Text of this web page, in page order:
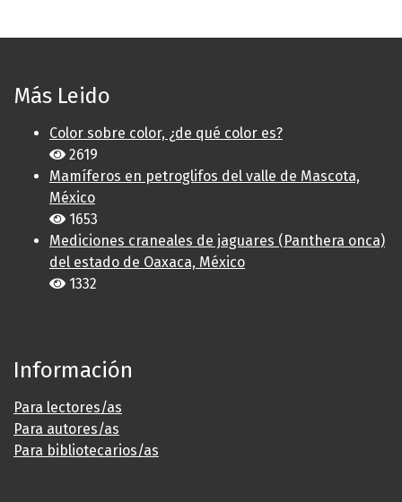
Más Leido
Color sobre color, ¿de qué color es?
2619
Mamíferos en petroglifos del valle de Mascota,
México
1653
Mediciones craneales de jaguares (Panthera onca)
del estado de Oaxaca, México
1332
Información
Para lectores/as
Para autores/as
Para bibliotecarios/as